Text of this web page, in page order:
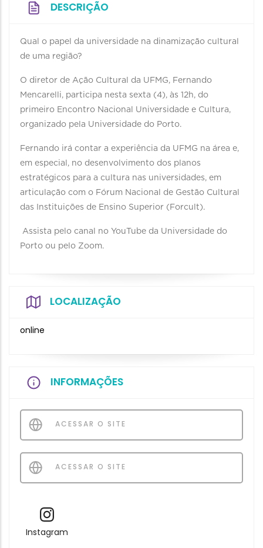
DESCRIÇÃO
Qual o papel da universidade na dinamização cultural
de uma região?
O diretor de Ação Cultural da UFMG, Fernando
Mencarelli, participa nesta sexta (4), às 12h, do
primeiro Encontro Nacional Universidade e Cultura,
organizado pela Universidade do Porto.
Fernando irá contar a experiência da UFMG na área e,
em especial, no desenvolvimento dos planos
estratégicos para a cultura nas universidades, em
articulação com o Fórum Nacional de Gestão Cultural
das Instituições de Ensino Superior (Forcult).
Assista pelo canal no YouTube da Universidade do
Porto ou pelo Zoom.
LOCALIZAÇÃO
online
INFORMAÇÕES
ACESSAR O SITE
ACESSAR O SITE
Instagram